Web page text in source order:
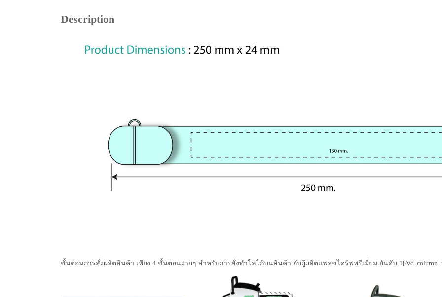
Description
ขั้นตอนการสั่งผลิตสินค้า เพียง 4 ขั้นตอนง่ายๆ สำหรับการสั่งทำโลโก้บนสินค้า กับผู้ผลิตแฟลชไดร์ฟพรีเมี่ยม อันดับ 1[/